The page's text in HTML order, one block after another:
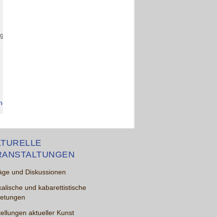
und Diskussionen
und kabarettistische
aktueller Kunst